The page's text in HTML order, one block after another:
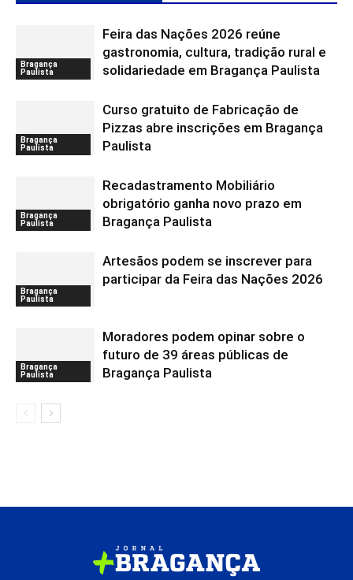
Bragança
Paulista
Feira das Nações 2026 reúne
gastronomia, cultura, tradição rural e
solidariedade em Bragança Paulista
Bragança
Paulista
Curso gratuito de Fabricação de
Pizzas abre inscrições em Bragança
Paulista
Bragança
Paulista
Recadastramento Mobiliário
obrigatório ganha novo prazo em
Bragança Paulista
Bragança
Paulista
Artesãos podem se inscrever para
participar da Feira das Nações 2026
Bragança
Paulista
Moradores podem opinar sobre o
futuro de 39 áreas públicas de
Bragança Paulista